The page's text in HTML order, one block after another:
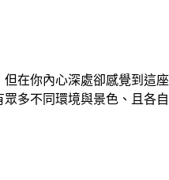
在你內心深處卻感覺到這座
多不同環境與景色、且各自